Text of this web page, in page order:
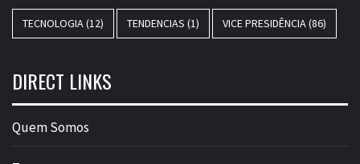
TECNOLOGIA(12) TENDENCIAS (1) VICE PRESIDÊNCIA(86)
DIRECT LINKS
Quem Somos